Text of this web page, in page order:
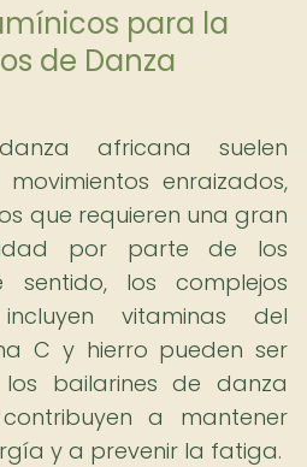
para la
de Danza
africana suelen
enraizados,
que requieren una gran
por parte de los
sentido, los complejos
vitaminas del
C y hierro pueden ser
bailarines de danza
a mantener
y a prevenir la fatiga.